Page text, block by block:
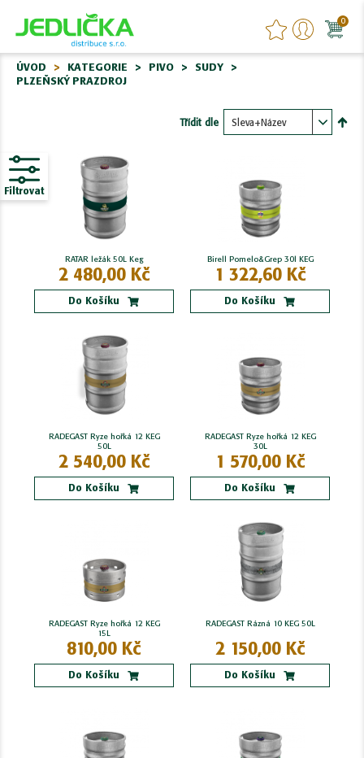
0
ÚVOD KATEGORIE PIVO
SUDY
PLZEŇSKÝ PRAZDROJ
Třídit dle
RATAR ležák 50L Keg
2 480,00 Kč
Do Košíku
Birell Pomelo&Grep 30l KEG
1 322,60 Kč
Do Košíku
RADEGAST Ryze hořká 12 KEG
50L
2 540,00 Kč
Do Košíku
RADEGAST Ryze hořká 12 KEG
30L
1 570,00 Kč
Do Košíku
RADEGAST Ryze hořká 12 KEG
15L
810,00 Kč
Do Košíku
RADEGAST Rázná 10 KEG 50L
2 150,00 Kč
Do Košíku
Filtrovat